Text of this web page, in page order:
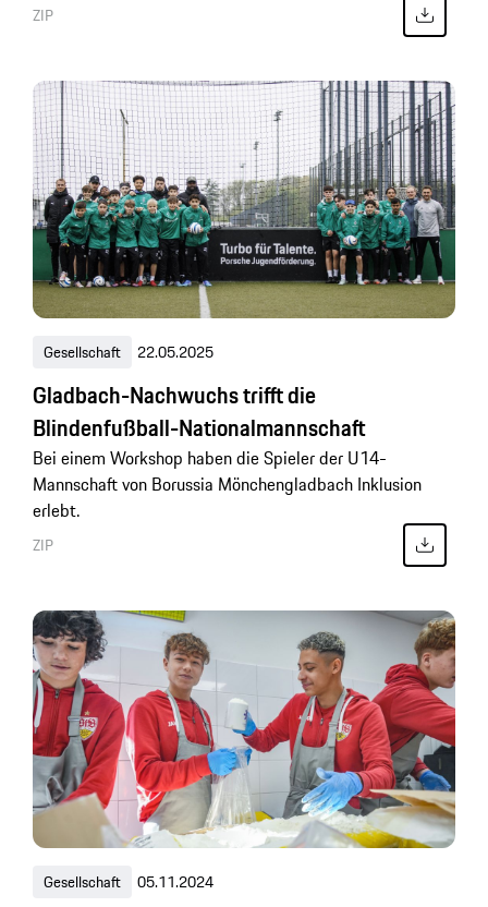
ZIP
Gesellschaft 22.05.2025
Gladbach-Nachwuchs trifft die
Blindenfußball-Nationalmannschaft
Bei einem Workshop haben die Spieler der U14-
Mannschaft von Borussia Mönchengladbach Inklusion
erlebt.
ZIP
Gesellschaft 05.11.2024